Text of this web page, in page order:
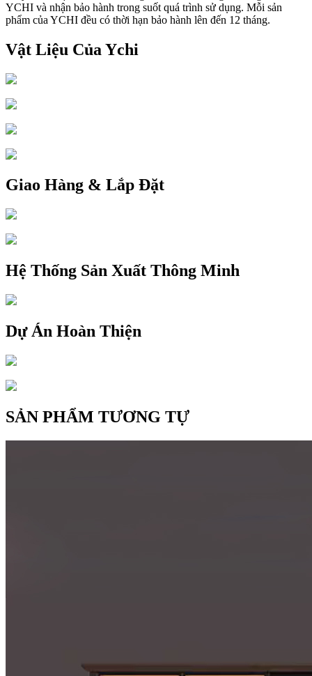
YCHI và nhận bảo hành trong suốt quá trình sử dụng. Mỗi sản
phẩm của YCHI đều có thời hạn bảo hành lên đến 12 tháng.
Vật Liệu Của Ychi
Giao Hàng & Lắp Đặt
Hệ Thống Sản Xuất Thông Minh
Dự Án Hoàn Thiện
SẢN PHẨM TƯƠNG TỰ